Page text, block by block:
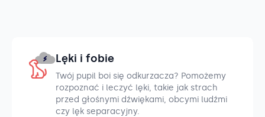
Lęki i fobie
Twój pupil boi się odkurzacza? Pomożemy
rozpoznać i leczyć lęki, takie jak strach
przed głośnymi dźwiękami, obcymi ludźmi
czy lęk separacyjny.